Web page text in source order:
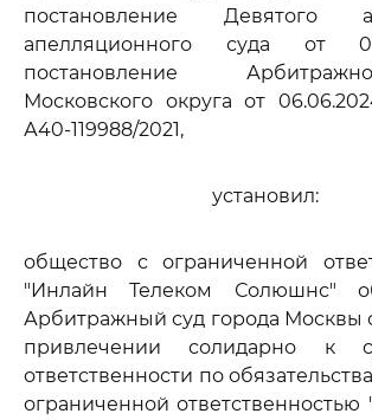
постановление Девятого
апелляционного суда от
постановление
Московского округа от
А40-119988/2021,
установил:
общество с ограниченной
"Инлайн Телеком Солюшнс"
Арбитражный суд города Москвы
привлечении солидарно к
ответственности по
ограниченной ответственностью